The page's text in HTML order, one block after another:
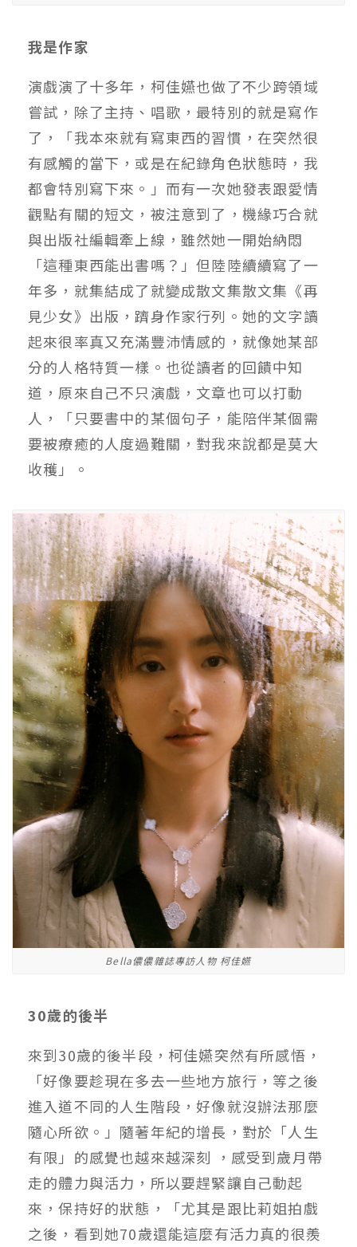
我是作家
演戲演了十多年，柯佳嬿也做了不少跨領域
嘗試，除了主持、唱歌，最特別的就是寫作
了，「我本來就有寫東西的習慣，在突然很
有感觸的當下，或是在紀錄角色狀態時，我
都會特別寫下來。」而有一次她發表跟愛情
觀點有關的短文，被注意到了，機緣巧合就
與出版社編輯牽上線，雖然她一開始納悶
「這種東西能出書嗎？」但陸陸續續寫了一
年多，就集結成了就變成散文集散文集《再
見少女》出版，躋身作家行列。她的文字讀
起來很率真又充滿豐沛情感的，就像她某部
分的人格特質一樣。也從讀者的回饋中知
道，原來自己不只演戲，文章也可以打動
人，「只要書中的某個句子，能陪伴某個需
要被療癒的人度過難關，對我來說都是莫大
收穫」。
Bella儂儂雜誌專訪人物 柯佳嬿
30歲的後半
來到30歲的後半段，柯佳嬿突然有所感悟，
「好像要趁現在多去一些地方旅行，等之後
進入道不同的人生階段，好像就沒辦法那麼
隨心所欲。」隨著年紀的增長，對於「人生
有限」的感覺也越來越深刻 ，感受到歲月帶
走的體力與活力，所以要趕緊讓自己動起
來，保持好的狀態，「尤其是跟比莉姐拍戲
之後，看到她70歲還能這麼有活力真的很羨